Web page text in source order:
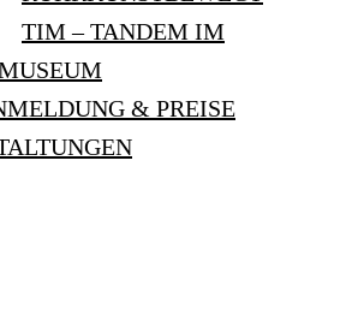
TIM – TANDEM IM
& PREISE